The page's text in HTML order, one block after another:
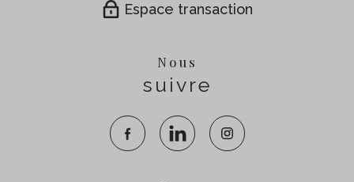
Espace transaction
Nous
suivre